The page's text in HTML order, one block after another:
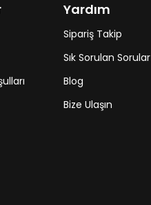
Yardım
Sipariş Takip
Sık Sorulan Sorular
Blog
Bize Ulaşın